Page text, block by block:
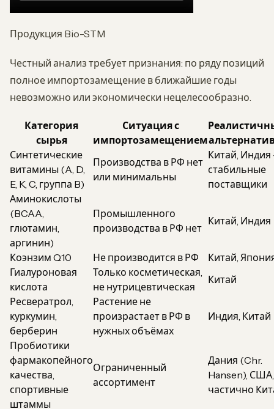
Продукция Bio-STM
Честный анализ требует признания: по ряду позиций
полное импортозамещение в ближайшие годы
невозможно или экономически нецелесообразно.
Категория
сырья
Ситуация с
импортозамещением
Синтетические
витамины (A, D,
E, K, C, группа B)
Производства в РФ нет
или минимальны
Китай,
стабильные
поставщики
Аминокислоты
(BCAA,
глютамин,
аргинин)
Промышленного
производства в РФ нет
Китай, Индия
Коэнзим Q10 Не производится в РФ
Китай,
Гиалуроновая
кислота
Только косметическая,
не нутрицевтическая
Китай
Ресвератрол,
куркумин,
берберин
Растение не
произрастает в РФ в
нужных объёмах
Индия, Китай
Пробиотики
фармакопейного
качества,
спортивные
штаммы
Ограниченный
ассортимент
Дания (Chr.
Hansen), США,
частично